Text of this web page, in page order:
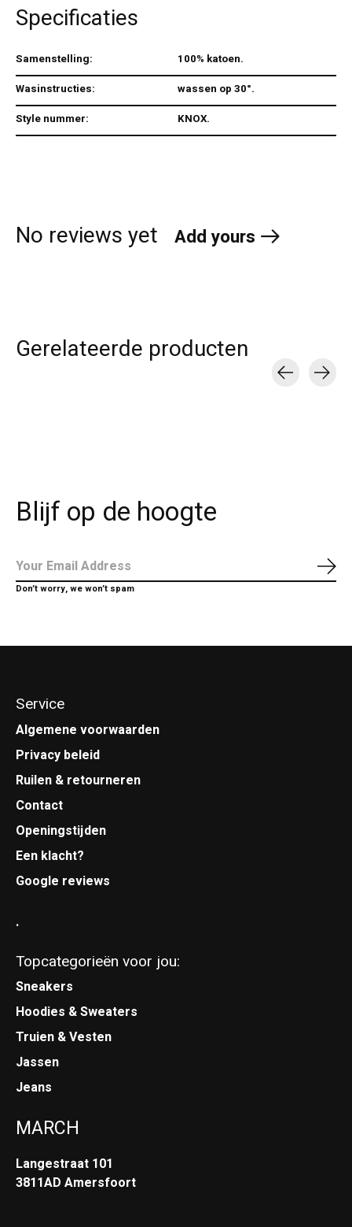
Specificaties
Samenstelling:
100% katoen.
Wasinstructies:
wassen op 30°.
Style nummer:
KNOX.
No reviews yet Add yours
Gerelateerde producten
Blijf op de hoogte
Don’t worry, we won’t spam
Service
Algemene voorwaarden
Privacy beleid
Ruilen & retourneren
Contact
Openingstijden
Een klacht?
Google reviews
.
Topcategorieën voor jou:
Sneakers
Hoodies & Sweaters
Truien & Vesten
Jassen
Jeans
MARCH
Langestraat 101
3811AD Amersfoort